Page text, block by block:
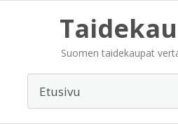
Suomen taidekaupat